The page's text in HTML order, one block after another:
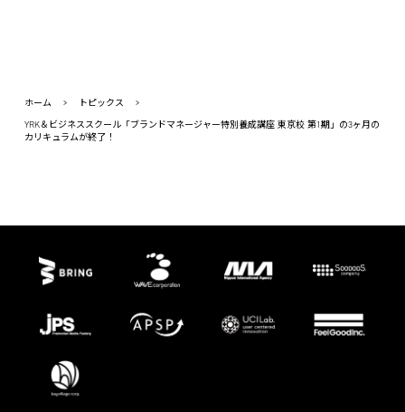
ホーム > トピックス
>
YRK＆ビジネススクール「ブランドマネージャー特別養成講座 東京校 第1期」の3ヶ月の
カリキュラムが終了！